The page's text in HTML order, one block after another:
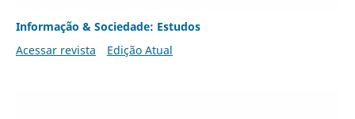
Informação & Sociedade: Estudos
Acessar revista
Edição Atual